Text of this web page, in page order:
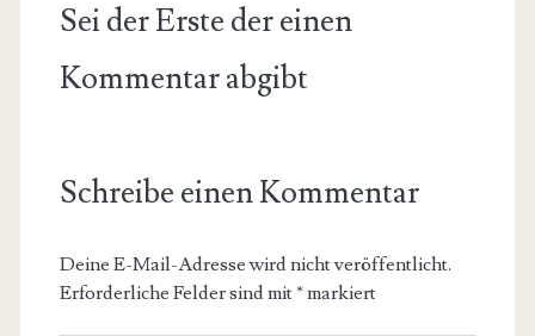
Sei der Erste der einen
Kommentar abgibt
Schreibe einen Kommentar
Deine E-Mail-Adresse wird nicht veröffentlicht.
Erforderliche Felder sind mit*markiert